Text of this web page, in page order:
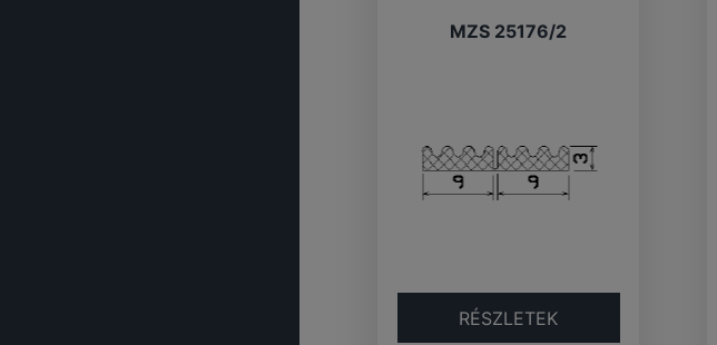
MZS 25176/2
RÉSZLETEK